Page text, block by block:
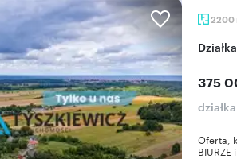
2200
375
Oferta,